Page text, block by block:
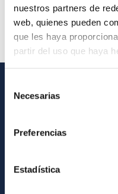
nuestros partners de
web, quienes pueden
que les haya
partir del uso que haya
Necesarias
Preferencias
Estadística
GENERAL INFORMATION
List of personnel